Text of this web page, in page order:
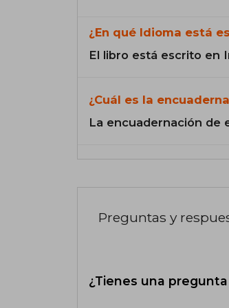
¿En qué Idioma está
El libro está escrito en
¿Cuál es la
La encuadernación de
Preguntas y
¿Tienes una